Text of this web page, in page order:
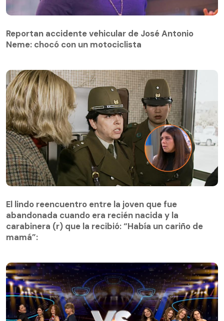
Reportan accidente vehicular de José Antonio
Neme: chocó con un motociclista
abandonada cuando era recién nacida y la
carabinera (r) que la recibió: “Había un cariño de
mamá”:
El lindo reencuentro entre la joven que fue
abandonada cuando era recién nacida y la
carabinera (r) que la recibió: “Había un cariño de
mamá”: